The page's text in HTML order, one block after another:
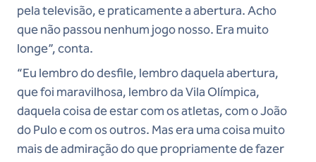
pela televisão, e praticamente a abertura. Acho
que não passou nenhum jogo nosso. Era muito
longe”, conta.
“Eu lembro do desfile, lembro daquela abertura,
que foi maravilhosa, lembro da Vila Olímpica,
daquela coisa de estar com os atletas, com o João
do Pulo e com os outros. Mas era uma coisa muito
mais de admiração do que propriamente de fazer